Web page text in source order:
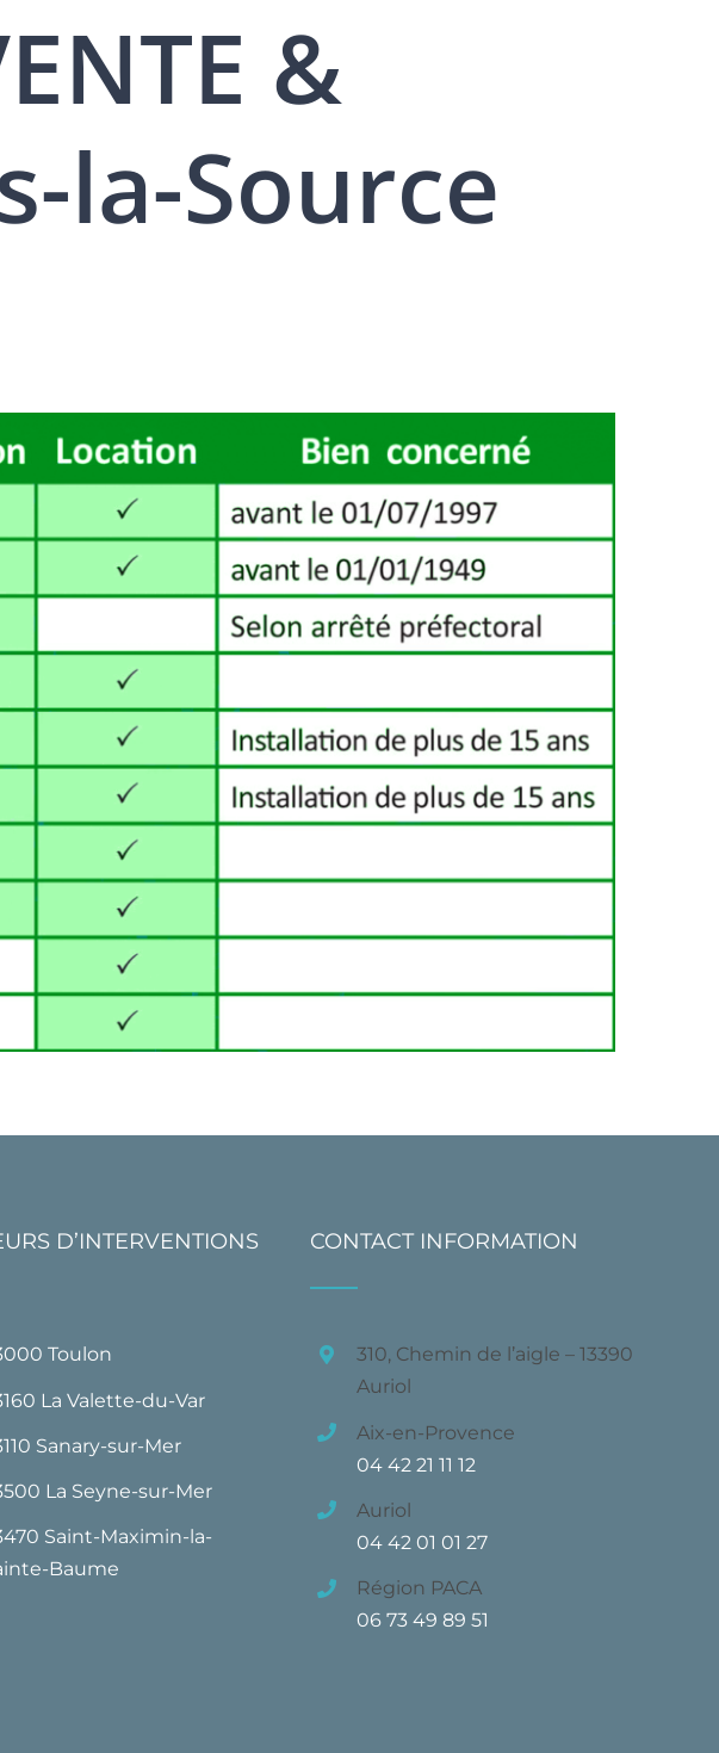
&
la-Source
D’INTERVENTIONS
Toulon
La Valette-du-Var
Sanary-sur-Mer
La Seyne-sur-Mer
Saint-Maximin-la-
Baume
CONTACT INFORMATION
310, Chemin de l’aigle – 13390
Auriol
Aix-en-Provence
04 42 21 11 12
Auriol
04 42 01 01 27
Région PACA
06 73 49 89 51